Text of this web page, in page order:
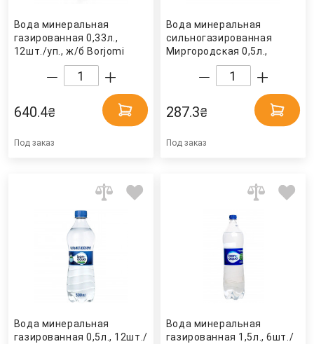
Вода минеральная
газированная 0,33л.,
12шт./уп., ж/б Borjomi
640.4₴
Под заказ
Вода минеральная
сильногазированная
Миргородская 0,5л.,
12шт./уп., пластиковая
бутылка Миргородская
287.3₴
Под заказ
Вода минеральная
газированная 0,5л., 12шт./
Вода минеральная
газированная 1,5л., 6шт./